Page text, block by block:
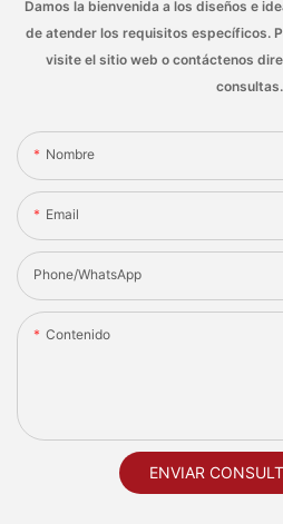
Damos la bienvenida a los diseños e
de atender los requisitos específicos.
visite el sitio web o contáctenos
consultas.
Nombre
Email
Phone/whatsApp
Contenido
ENVIAR